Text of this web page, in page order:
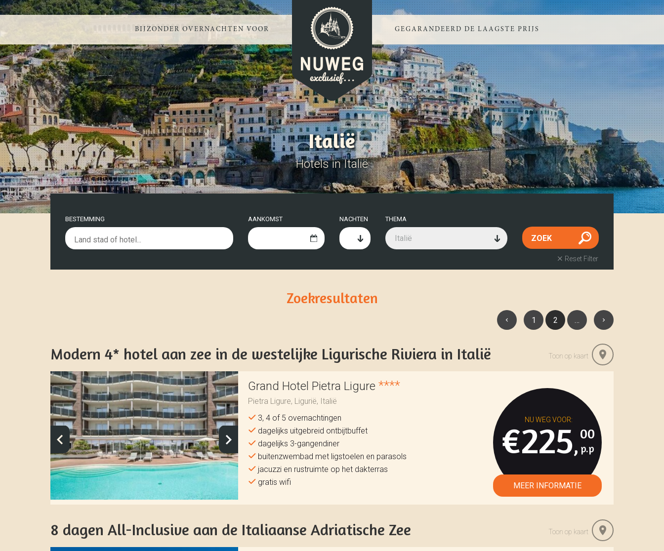
BIJZONDER OVERNACHTEN VOOR GEGARANDEERD DE LAAGSTE PRIJS
Italië
Hotels in Italië
BESTEMMING AANKOMST NACHTEN THEMA
Italië
Reset Filter
Zoekresultaten
1 2 …
Modern 4* hotel aan zee in de westelijke Ligurische Riviera in Italië Toon op kaart
Grand Hotel Pietra Ligure ****
Pietra Ligure, Ligurië, Italië
3, 4 of 5 overnachtingen
dagelijks uitgebreid ontbijtbuffet
dagelijks 3-gangendiner
buitenzwembad met ligstoelen en parasols
jacuzzi en rustruimte op het dakterras
gratis wifi
€225,
00
8 dagen All-Inclusive aan de Italiaanse Adriatische Zee Toon op kaart